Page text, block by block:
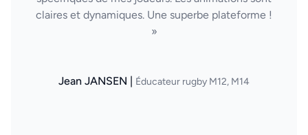
claires et dynamiques. Une superbe plateforme !
»
Jean JANSEN | Éducateur rugby M12, M14